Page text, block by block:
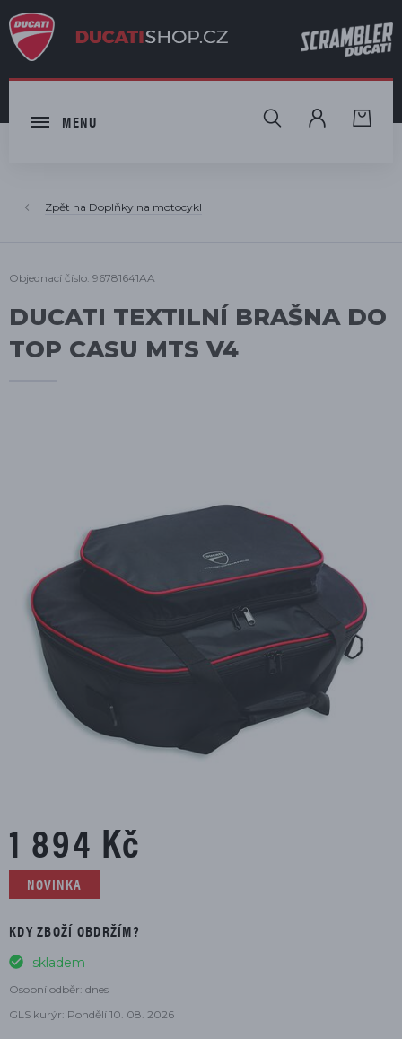
MENU HLEDAT
Doplňky na motocykl
Objednací číslo: 96781641AA
DUCATI TEXTILNÍ BRAŠNA DO
TOP CASU MTS V4
1 894 Kč
NOVINKA
KDY ZBOŽÍ OBDRŽÍM?
skladem
Osobní odběr: dnes
GLS kurýr: Pondělí 10. 08. 2026